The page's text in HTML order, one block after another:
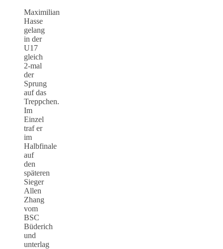
Maximilian
Hasse
gelang
in der
U17
gleich
2-mal
der
Sprung
auf das
Treppchen.
Im
Einzel
traf er
im
Halbfinale
auf
den
späteren
Sieger
Allen
Zhang
vom
BSC
Büderich
und
unterlag